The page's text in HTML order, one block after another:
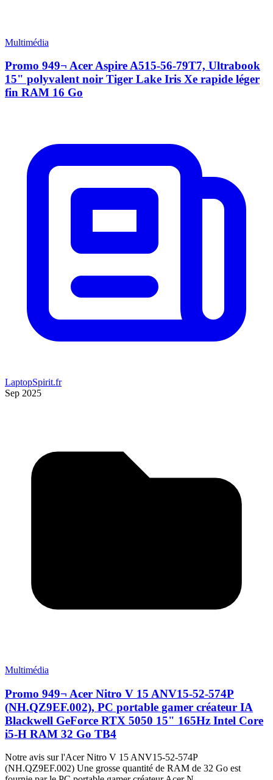
Multimédia
Promo 949¬ Acer Aspire A515-56-79T7, Ultrabook
15" polyvalent noir Tiger Lake Iris Xe rapide léger
fin RAM 16 Go
LaptopSpirit.fr
Sep 2025
Multimédia
Promo 949¬ Acer Nitro V 15 ANV15-52-574P
(NH.QZ9EF.002), PC portable gamer créateur IA
Blackwell GeForce RTX 5050 15" 165Hz Intel Core
i5-H RAM 32 Go TB4
Notre avis sur l'Acer Nitro V 15 ANV15-52-574P
(NH.QZ9EF.002) Une grosse quantité de RAM de 32 Go est